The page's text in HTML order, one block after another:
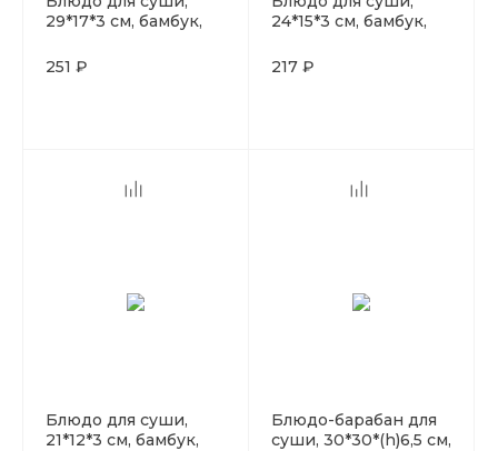
29*17*3 см, бамбук,
251 ₽
24*15*3 см, бамбук,
217 ₽
Блюдо для суши,
21*12*3 см, бамбук,
Блюдо-барабан для
суши, 30*30*(h)6,5 см,